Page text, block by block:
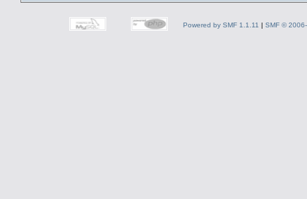
Powered by SMF 1.1.11 | SMF ©